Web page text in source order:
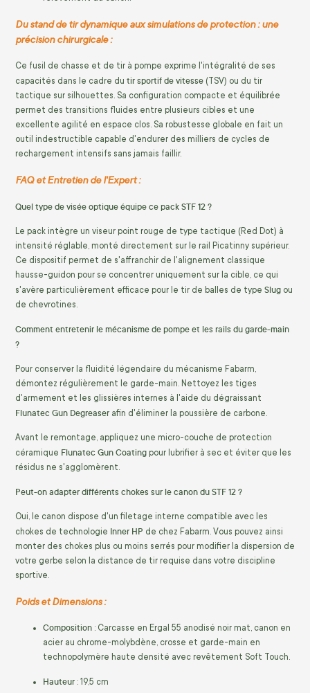
Du stand de tir dynamique aux simulations de protection : une
précision chirurgicale :
Ce fusil de chasse et de tir à pompe exprime l'intégralité de ses
capacités dans le cadre du tir sportif de vitesse (TSV) ou du tir
tactique sur silhouettes. Sa configuration compacte et équilibrée
permet des transitions fluides entre plusieurs cibles et une
excellente agilité en espace clos. Sa robustesse globale en fait un
outil indestructible capable d'endurer des milliers de cycles de
rechargement intensifs sans jamais faillir.
FAQ et Entretien de l'Expert :
Quel type de visée optique équipe ce pack STF 12 ?
Le pack intègre un viseur point rouge de type tactique (Red Dot) à
intensité réglable, monté directement sur le rail Picatinny supérieur.
Ce dispositif permet de s'affranchir de l'alignement classique
hausse-guidon pour se concentrer uniquement sur la cible, ce qui
s'avère particulièrement efficace pour le tir de balles de type Slug ou
de chevrotines.
Comment entretenir le mécanisme de pompe et les rails du garde-main
?
Pour conserver la fluidité légendaire du mécanisme Fabarm,
démontez régulièrement le garde-main. Nettoyez les tiges
d'armement et les glissières internes à l'aide du dégraissant
Flunatec Gun Degreaser afin d'éliminer la poussière de carbone.
Avant le remontage, appliquez une micro-couche de protection
céramique Flunatec Gun Coating pour lubrifier à sec et éviter que les
résidus ne s'agglomèrent.
Peut-on adapter différents chokes sur le canon du STF 12 ?
Oui, le canon dispose d'un filetage interne compatible avec les
chokes de technologie Inner HP de chez Fabarm. Vous pouvez ainsi
monter des chokes plus ou moins serrés pour modifier la dispersion de
votre gerbe selon la distance de tir requise dans votre discipline
sportive.
Poids et Dimensions :
Composition : Carcasse en Ergal 55 anodisé noir mat, canon en
acier au chrome-molybdène, crosse et garde-main en
technopolymère haute densité avec revêtement Soft Touch.
Hauteur : 19,5 cm